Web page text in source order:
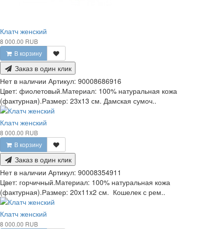
Клатч женский
8 000.00 RUB
В корзину
Заказ в один клик
Нет в наличии Артикул: 90008686916
Цвет: фиолетовый.Материал: 100% натуральная кожа
(фактурная).Размер: 23x13 см. Дамская сумоч..
Клатч женский
8 000.00 RUB
В корзину
Заказ в один клик
Нет в наличии Артикул: 90008354911
Цвет: горчичный.Материал: 100% натуральная кожа
(фактурная).Размер: 20x11x2 см. Кошелек с рем..
Клатч женский
8 000.00 RUB